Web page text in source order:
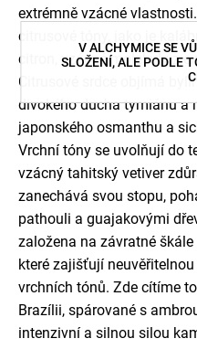
V ALCHYMICE SE
SLOŽENÍ, ALE PODLE
extrémně vzácné
citrusové tóny, jako je
citron, vzácné molekuly z
Citrusové srdce objímá
divokého ducha tymiánu a
japonského osmanthu a
Vrchní tóny se uvolňují do
vzácný tahitský vetiver
zanechává svou stopu,
pathouli a guajakovými
založena na závratné
které zajišťují
vrchních tónů. Zde cítíme
Brazílii, spárované s
intenzivní a silnou silou